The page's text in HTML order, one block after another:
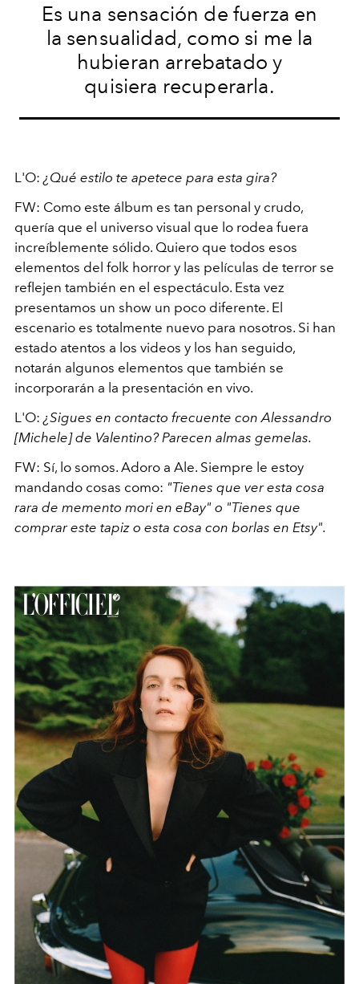
Es una sensación de fuerza en
la sensualidad, como si me la
hubieran arrebatado y
quisiera recuperarla.
L'O: ¿Qué estilo te apetece para esta gira?
FW: Como este álbum es tan personal y crudo,
quería que el universo visual que lo rodea fuera
increíblemente sólido. Quiero que todos esos
elementos del folk horror y las películas de terror se
reflejen también en el espectáculo. Esta vez
presentamos un show un poco diferente. El
escenario es totalmente nuevo para nosotros. Si han
estado atentos a los videos y los han seguido,
notarán algunos elementos que también se
incorporarán a la presentación en vivo.
L'O: ¿Sigues en contacto frecuente con Alessandro
[Michele] de Valentino? Parecen almas gemelas.
FW: Sí, lo somos. Adoro a Ale. Siempre le estoy
mandando cosas como: "Tienes que ver esta cosa
rara de memento mori en eBay" o "Tienes que
comprar este tapiz o esta cosa con borlas en Etsy".